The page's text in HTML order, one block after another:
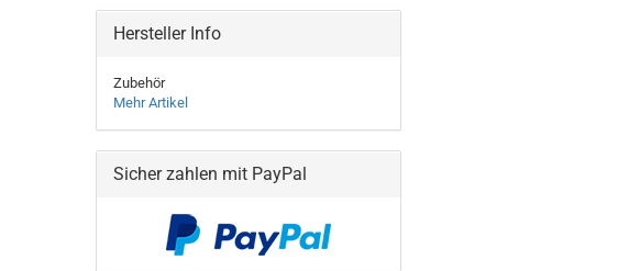
Hersteller Info
Zubehör
Mehr Artikel
Sicher zahlen mit PayPal